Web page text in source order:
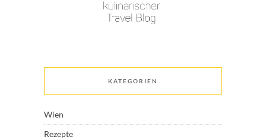
KATEGORIEN
Wien
Rezepte